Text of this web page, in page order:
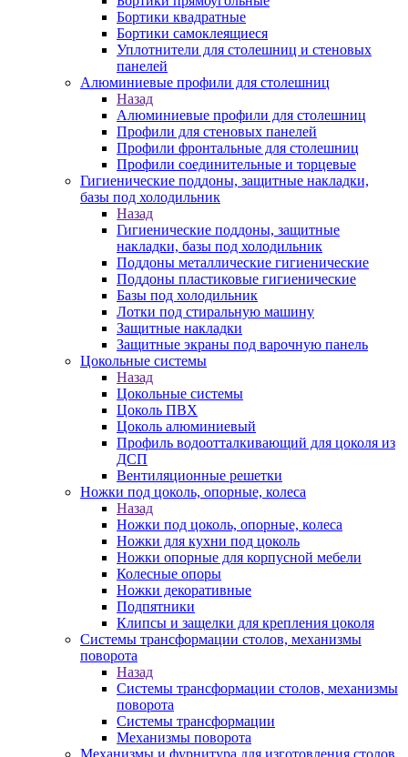
Бортики квадратные
Бортики самоклеящиеся
Уплотнители для столешниц и стеновых
панелей
Алюминиевые профили для столешниц
Назад
Алюминиевые профили для столешниц
Профили для стеновых панелей
Профили фронтальные для столешниц
Профили соединительные и торцевые
Гигиенические поддоны, защитные накладки,
базы под холодильник
Назад
Гигиенические поддоны, защитные
накладки, базы под холодильник
Поддоны металлические гигиенические
Поддоны пластиковые гигиенические
Базы под холодильник
Лотки под стиральную машину
Защитные накладки
Защитные экраны под варочную панель
Цокольные системы
Назад
Цокольные системы
Цоколь ПВХ
Цоколь алюминиевый
Профиль водоотталкивающий для цоколя из
ДСП
Вентиляционные решетки
Ножки под цоколь, опорные, колеса
Назад
Ножки под цоколь, опорные, колеса
Ножки для кухни под цоколь
Ножки опорные для корпусной мебели
Колесные опоры
Ножки декоративные
Подпятники
Клипсы и защелки для крепления цоколя
Системы трансформации столов, механизмы
поворота
Назад
Системы трансформации столов, механизмы
поворота
Системы трансформации
Механизмы поворота
Механизмы и фурнитура для изготовления столов